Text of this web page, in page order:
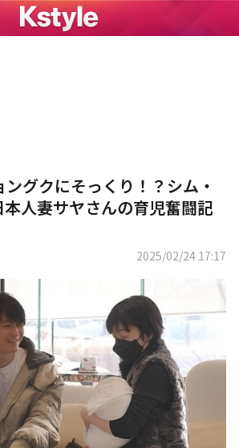
グクにそっくり！？シム・
本人妻サヤさんの育児奮闘記
2025/02/24 17:17